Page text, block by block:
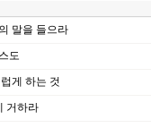
말을 들으라
도
게 하는 것
거하라